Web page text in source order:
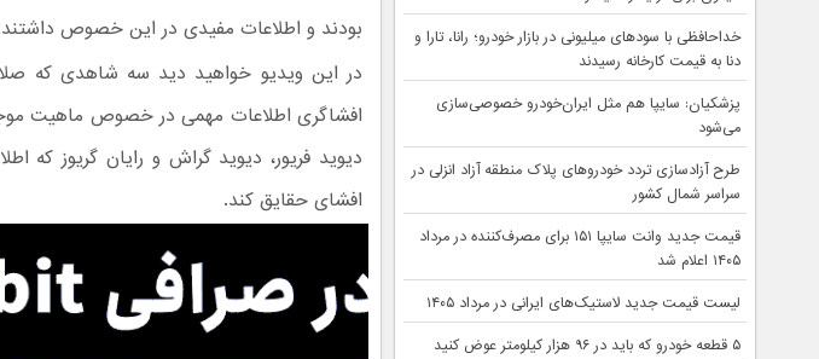
بودند و اطلاعات مفیدی در این خصوص
در این ویدیو خواهید دید سه شاهدی که
افشاگری اطلاعات مهمی در خصوص ماهیت
دیوید فریور، دیوید گراش و رایان گریوز که
افشای حقایق کند.
خداحافظی با سودهای میلیونی در بازار خودرو؛ رانا، تارا و
دنا به قیمت کارخانه رسیدند
پزشکیان: سایپا هم مثل ایران‌خودرو خصوصی‌سازی
می‌شود
طرح آزادسازی تردد خودروهای پلاک منطقه آزاد انزلی در
سراسر شمال کشور
قیمت جدید وانت سایپا ۱۵۱ برای مصرف‌کننده در مرداد
۱۴۰۵ اعلام شد
لیست قیمت جدید لاستیک‌های ایرانی در مرداد ۱۴۰۵
۵ قطعه خودرو که باید در ۹۶ هزار کیلومتر عوض کنید